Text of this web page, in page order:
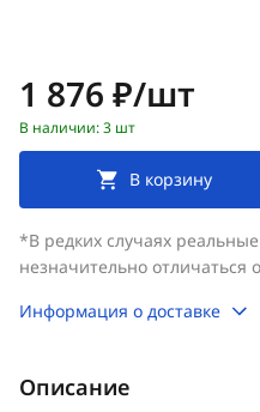
Цена:
1 876 ₽/шт
В наличии: 3 шт
В корзину
*В редких случаях
незначительно отличаться
Информация о доставке
Описание